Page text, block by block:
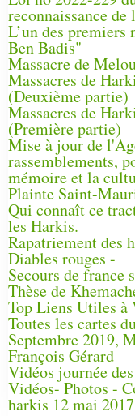
reconnaissance
L’un des
Ben Badis"
Massacre de
Massacres de
(Deuxième partie)
Massacres de
(Première partie)
Mise à jour de
rassemblements,
mémoire et la
Plainte Saint-
Qui connaît ce
les Harkis.
Rapatriement des
Diables rouges -
Secours de france
Thèse de
Top Liens Utiles
Toutes les cartes
Septembre 2019,
François Gérard
Vidéos journée
Vidéos- Photos -
harkis 12 mai